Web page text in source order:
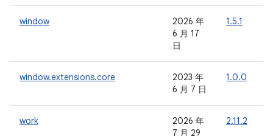
window
2026 年
6 月 17
日
1.5.1
window.extensions.core
2023 年
6 月 7 日
1.0.0
work
2026 年
7 月 29
2.11.2